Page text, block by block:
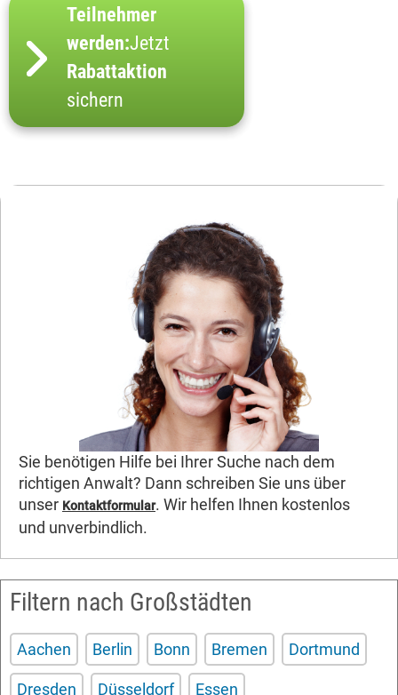
Teilnehmer
werden:Jetzt
Rabattaktion
sichern
Sie benötigen Hilfe bei Ihrer Suche nach dem
richtigen Anwalt? Dann schreiben Sie uns über
unser Kontaktformular. Wir helfen Ihnen kostenlos
und unverbindlich.
Filtern nach Großstädten
Aachen Berlin Bonn Bremen Dortmund
Dresden Düsseldorf Essen